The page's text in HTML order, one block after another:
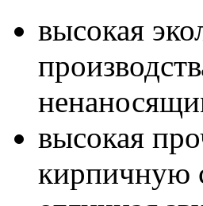
высокая
высокая
кирпичную